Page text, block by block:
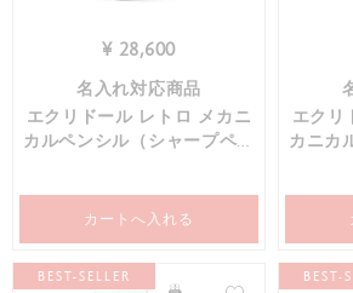
¥ 28,600
名入れ対応商品
エクリドール レトロ メカニ
カルペンシル（シャープペン
カートへ入れる
エクリ
カニカ
BEST-SELLER BEST-